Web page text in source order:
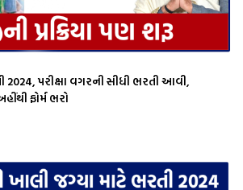
2024, પરીક્ષા વગરની સીધી ભરતી આવી,
ફોર્મ ભરો